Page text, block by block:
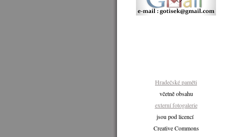
Hradečské paměti
včetně obsahu
externí fotogalerie
jsou pod licencí
Creative Commons